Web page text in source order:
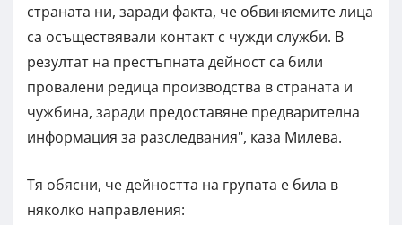
страната ни, заради факта, че обвиняемите лица
са осъществявали контакт с чужди служби. В
резултат на престъпната дейност са били
провалени редица производства в страната и
чужбина, заради предоставяне предварителна
информация за разследвания", каза Милева.
Тя обясни, че дейността на групата е била в
няколко направления: